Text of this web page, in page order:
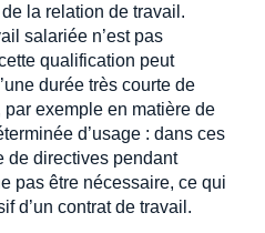
la relation de travail.
salariée n’est pas
qualification peut
durée très courte de
par exemple en matière de
d’usage : dans ces
de directives pendant
pas être nécessaire, ce qui
d’un contrat de travail.